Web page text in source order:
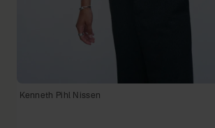
Kenneth Pihl Nissen